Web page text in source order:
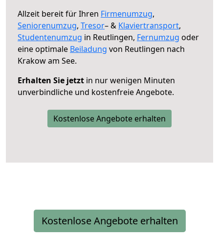
Allzeit bereit für Ihren Firmenumzug,
Seniorenumzug, Tresor– & Klaviertransport,
Studentenumzug in Reutlingen, Fernumzug oder
eine optimale Beiladung von Reutlingen nach
Krakow am See.
Erhalten Sie jetzt in nur wenigen Minuten
unverbindliche und kostenfreie Angebote.
Kostenlose Angebote erhalten
Kostenlose Angebote erhalten